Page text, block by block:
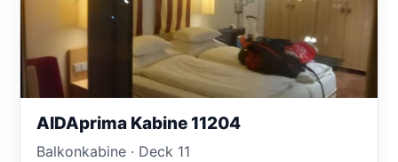
AIDAprima Kabine 11204
Balkonkabine · Deck 11